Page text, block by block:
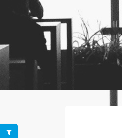
Se souvenir de moi